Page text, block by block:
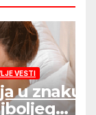
VESTI
u znaku